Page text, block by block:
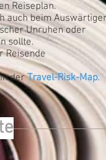
Reiseplan.
auch beim
Unruhen oder
sollte.
Reisende
derTravel-Risk-Map.